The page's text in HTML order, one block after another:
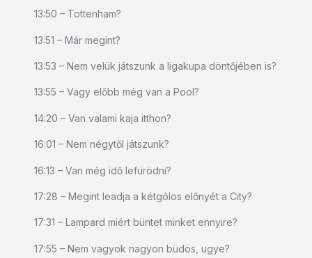
13:50 – Tottenham?
13:51 – Már megint?
13:53 – Nem velük játszunk a ligakupa döntőjében is?
13:55 – Vagy előbb még van a Pool?
14:20 – Van valami kaja itthon?
16:01 – Nem négytől játszunk?
16:13 – Van még idő lefürödni?
17:28 – Megint leadja a kétgólos előnyét a City?
17:31 – Lampard miért büntet minket ennyire?
17:55 – Nem vagyok nagyon büdös, ugye?